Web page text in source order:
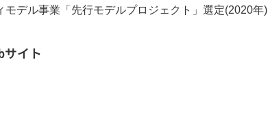
ル事業「先行モデルプロジェクト」選定(2020年)
サイト